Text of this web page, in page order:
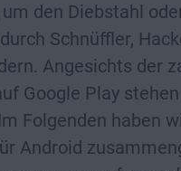
den Diebstahl
Schnüffler,
Angesichts der
Google Play
Folgenden haben
Android